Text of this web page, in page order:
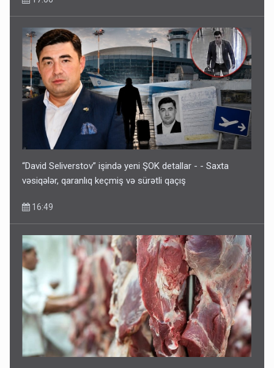
“David Seliverstov” işində yeni ŞOK detallar - - Saxta
vəsiqələr, qaranlıq keçmiş və sürətli qaçış
16:49